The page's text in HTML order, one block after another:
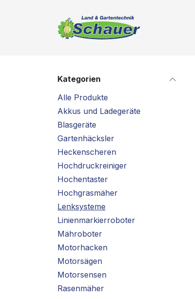
Kategorien
Alle Produkte
Akkus und Ladegeräte
Blasgeräte
Gartenhäcksler
Heckenscheren
Hochdruckreiniger
Hochentaster
Hochgrasmäher
Lenksysteme
Linienmarkierroboter
Mähroboter
Motorhacken
Motorsägen
Motorsensen
Rasenmäher